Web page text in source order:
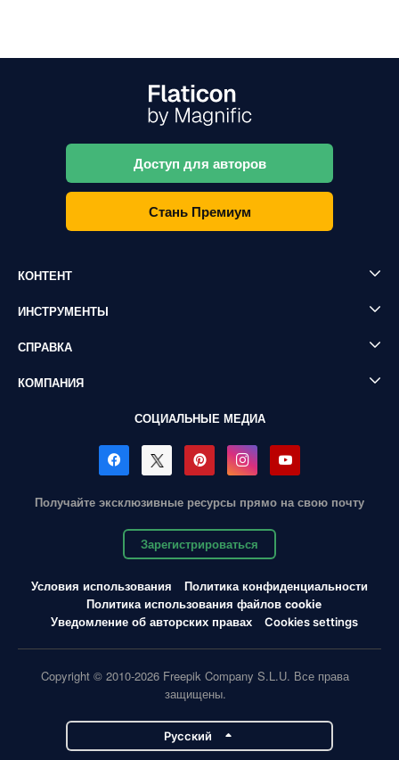
Доступ для авторов
Стань Премиум
КОНТЕНТ
ИНСТРУМЕНТЫ
СПРАВКА
КОМПАНИЯ
СОЦИАЛЬНЫЕ МЕДИА
Получайте эксклюзивные ресурсы прямо на свою почту
Зарегистрироваться
Условия использования
Политика конфиденциальности
Политика использования файлов cookie
Уведомление об авторских правах
Cookies settings
Copyright © 2010-2026 Freepik Company S.L.U. Все права
защищены.
Pусский